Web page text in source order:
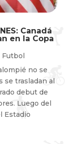
Canadá
en la Copa
Futbol
no se
se trasladan al
debut de
Luego del
Estadio